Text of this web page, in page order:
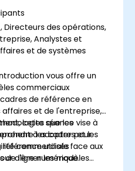
exigences de l'industrie.
Directeurs des opérations,
Analystes et
et de systèmes
vous offre un
commerciaux
de référence en
et de l'entreprise,
que les
à adopter pour
commerciale face aux
de l'ère numérique.
cette séance vise à
les cadres et les
utilisés
aligner les modèles